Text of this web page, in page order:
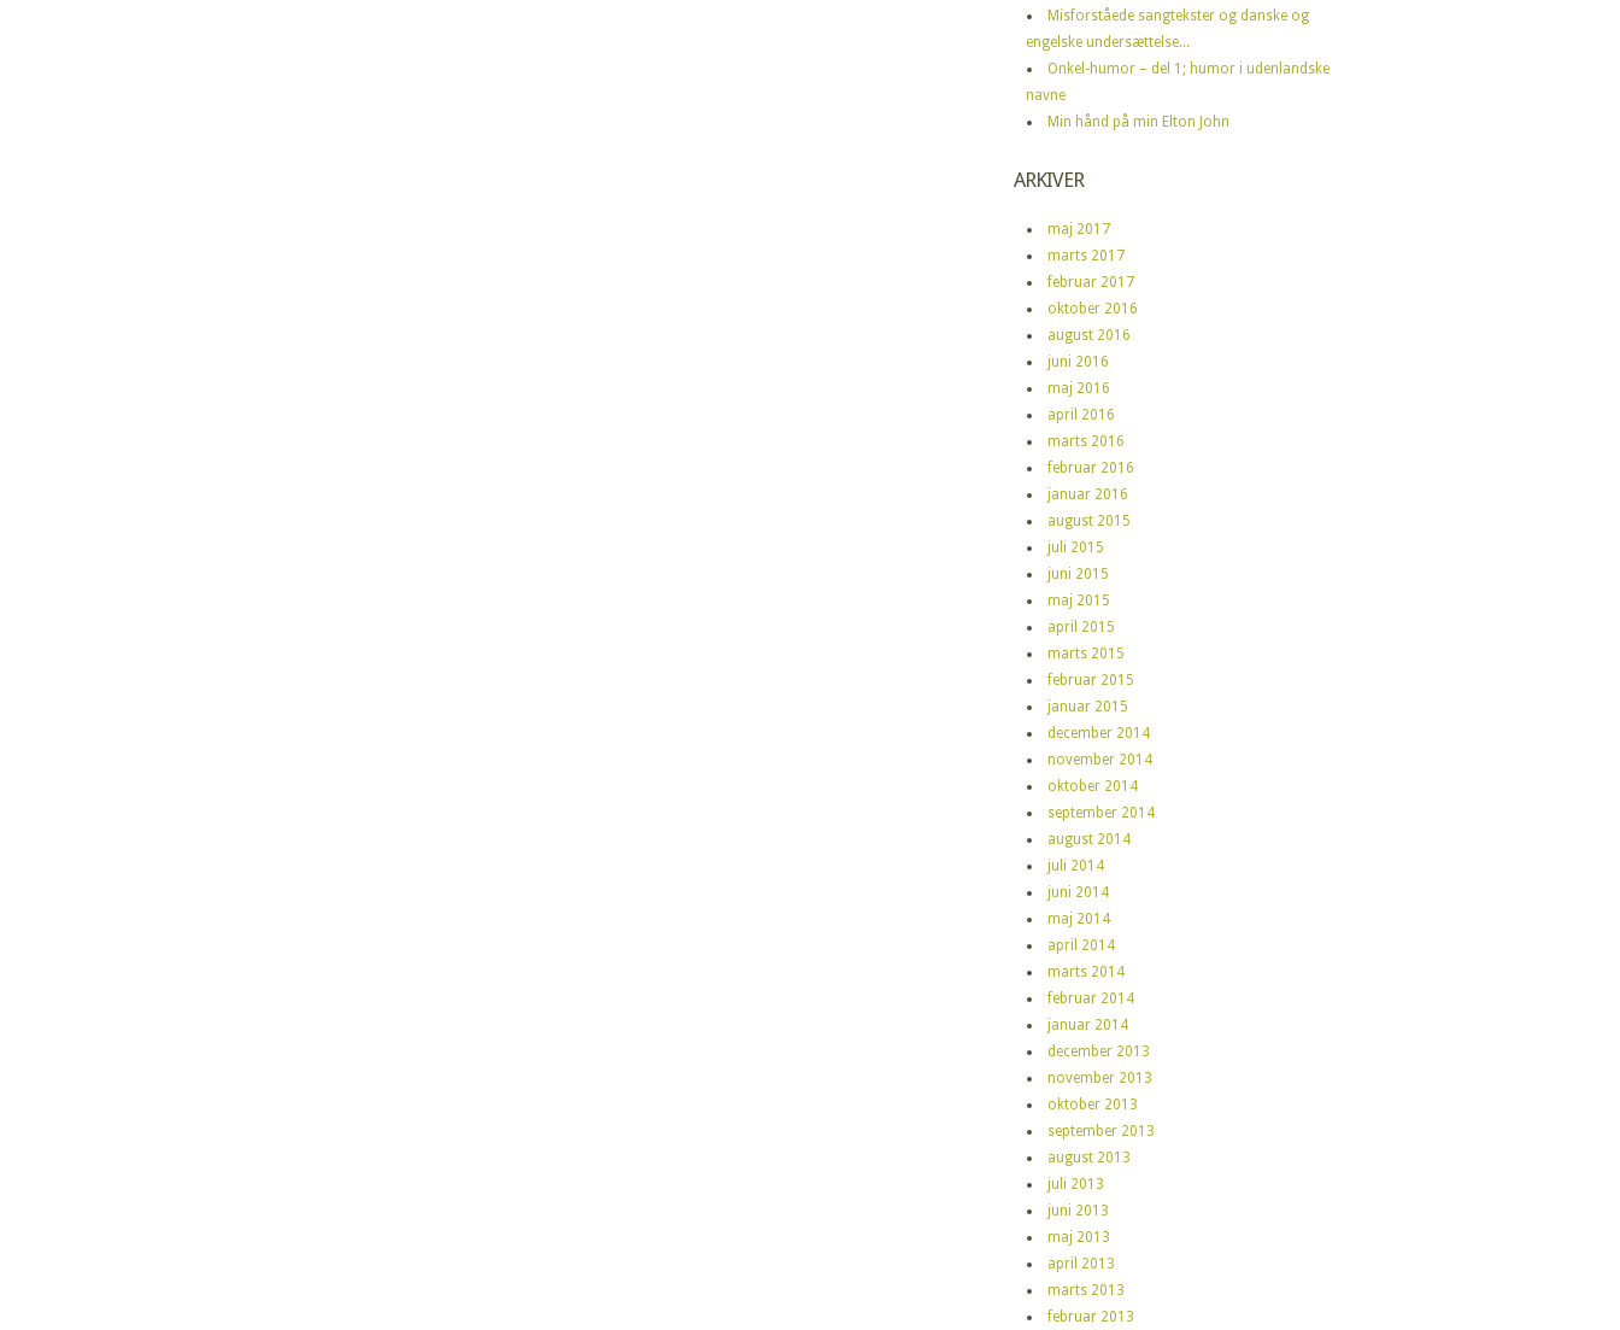
Misforståede sangtekster og danske og
engelske undersættelse...
Onkel-humor – del 1; humor i udenlandske
navne
Min hånd på min Elton John
ARKIVER
maj 2017
marts 2017
februar 2017
oktober 2016
august 2016
juni 2016
maj 2016
april 2016
marts 2016
februar 2016
januar 2016
august 2015
juli 2015
juni 2015
maj 2015
april 2015
marts 2015
februar 2015
januar 2015
december 2014
november 2014
oktober 2014
september 2014
august 2014
juli 2014
juni 2014
maj 2014
april 2014
marts 2014
februar 2014
januar 2014
december 2013
november 2013
oktober 2013
september 2013
august 2013
juli 2013
juni 2013
maj 2013
april 2013
marts 2013
februar 2013